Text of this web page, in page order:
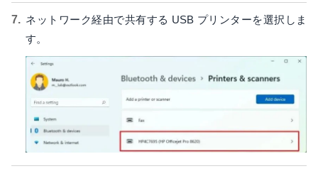
ネットワーク経由で共有する USB プリンターを選択しま
す。